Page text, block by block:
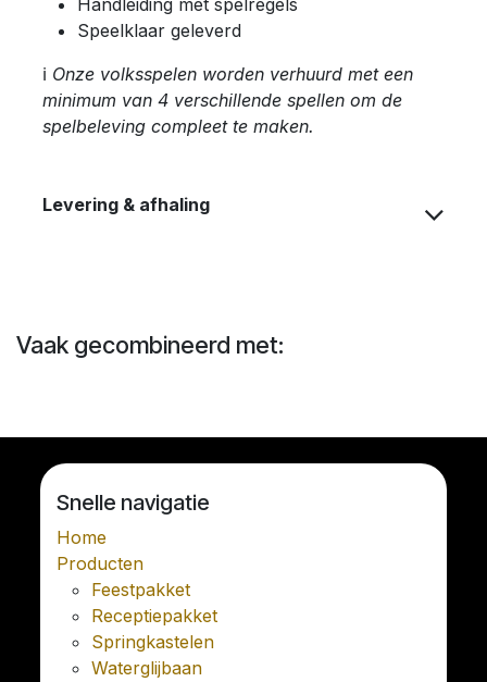
Speelklaar geleverd
ℹ️ Onze volksspelen worden verhuurd met een
minimum van 4 verschillende spellen om de
spelbeleving compleet te maken.
Levering & afhaling
Vaak gecombineerd met:
Snelle navigatie
Home
Producten
Feestpakket
Receptiepakket
Springkastelen
Waterglijbaan